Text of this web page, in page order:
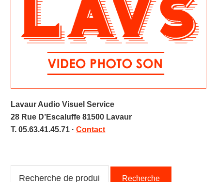
Sidebar
Lavaur Audio Visuel Service
28 Rue D’Escaluffe 81500 Lavaur
T. 05.63.41.45.71 ·Contact
Recherche